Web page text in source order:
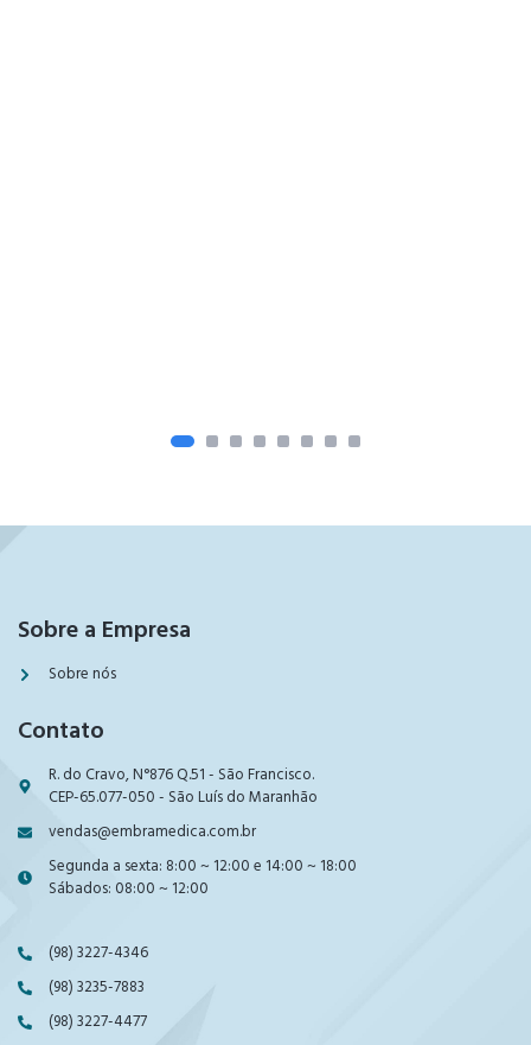
Sobre a Empresa
Sobre nós
Contato
R. do Cravo, N°876 Q.51 - São Francisco.
CEP-65.077-050 - São Luís do Maranhão
vendas@embramedica.com.br
Segunda a sexta: 8:00 ~ 12:00 e 14:00 ~ 18:00
Sábados: 08:00 ~ 12:00
(98) 3227-4346
(98) 3235-7883
(98) 3227-4477